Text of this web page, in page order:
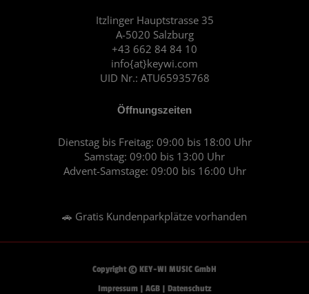
Itzlinger Hauptstrasse 35
A-5020 Salzburg
+43 662 84 84 10
info{at}keywi.com
UID Nr.: ATU65935768
Öffnungszeiten
Dienstag bis Freitag: 09:00 bis 18:00 Uhr
Samstag: 09:00 bis 13:00 Uhr
Advent-Samstage: 09:00 bis 16:00 Uhr
🚗 Gratis Kundenparkplätze vorhanden
o
k
r
a
m
Copyright © KEY-WI MUSIC GmbH
Impressum| AGB| Datenschutz